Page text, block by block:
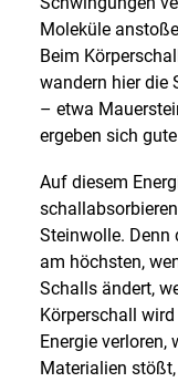
Moleküle
Beim
wandern hier die
– etwa
ergeben sich
Auf diesem
Steinwolle. Denn
am höchsten,
Schalls ändert,
Körperschall
Energie
Materialien